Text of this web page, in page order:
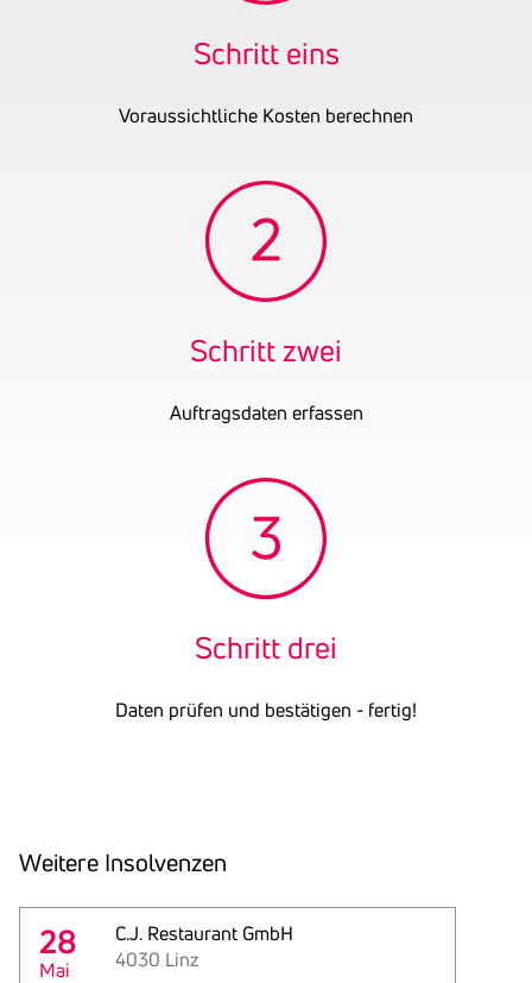
reglementierten
Handelsgewerbe
Schritt eins
Voraussichtliche Kosten berechnen
Schritt zwei
Auftragsdaten erfassen
Schritt drei
Daten prüfen und bestätigen - fertig!
Weitere Insol­venzen
28
Mai
C.J. Restaurant GmbH
4030 Linz